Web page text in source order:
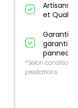
Artisans
et QualiPV
Garantie
garantie
panneaux
*Selon conditions
prestations.